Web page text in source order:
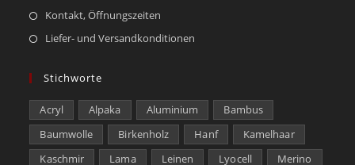
Kontakt, Öffnungszeiten
Liefer- und Versandkonditionen
Stichworte
Acryl Alpaka Aluminium
Bambus
Baumwolle
Birkenholz Hanf
Kamelhaar
Kaschmir
Lama Leinen Lyocell
Merino